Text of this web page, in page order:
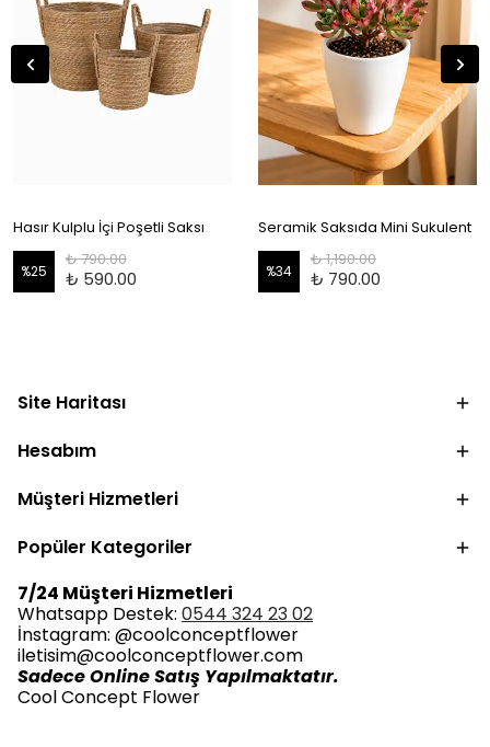
Hasır Kulplu İçi Poşetli Saksı
%25
₺ 790.00
₺ 590.00
Seramik Saksıda Mini Sukulent
%34
₺ 1,190.00
₺ 790.00
Site Haritası
Hesabım
Müşteri Hizmetleri
Popüler Kategoriler
7/24 Müşteri Hizmetleri
Whatsapp Destek: 0544 324 23 02
İnstagram: @coolconceptflower
iletisim@coolconceptflower.com
Sadece Online Satış Yapılmaktatır.
Cool Concept Flower